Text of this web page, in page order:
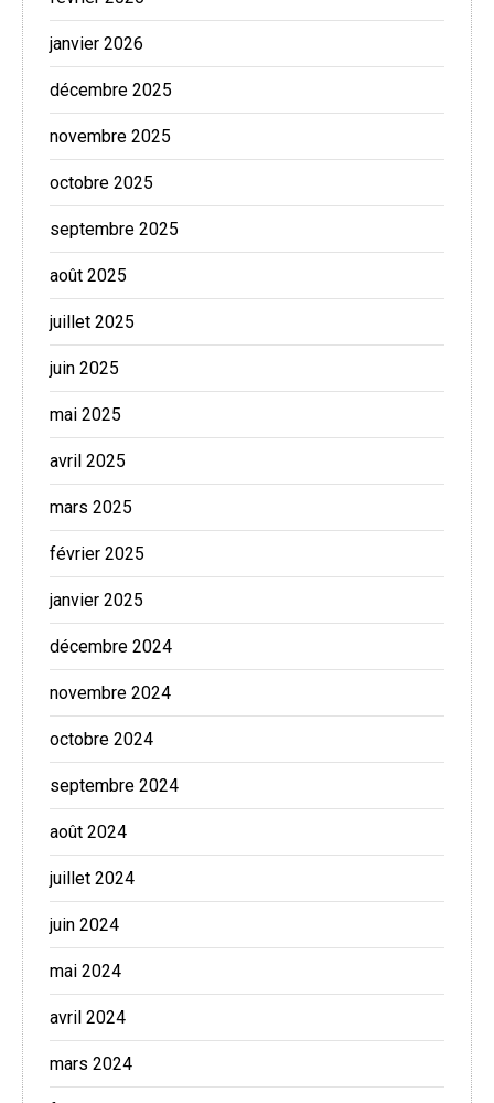
janvier 2026
décembre 2025
novembre 2025
octobre 2025
septembre 2025
août 2025
juillet 2025
juin 2025
mai 2025
avril 2025
mars 2025
février 2025
janvier 2025
décembre 2024
novembre 2024
octobre 2024
septembre 2024
août 2024
juillet 2024
juin 2024
mai 2024
avril 2024
mars 2024